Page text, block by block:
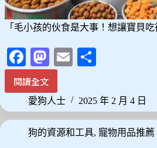
「毛小孩的伙食是大事！想讓寶貝
Fa
ce
bo
ok
M
as
to
do
n
E
ail
閱讀全文
2025
最
新！
10
款
愛狗人士 2025 年 2 月 4 日
狗的資源和工具, 寵物用品推薦